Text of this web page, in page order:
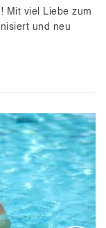
Mit viel Liebe zum
und neu